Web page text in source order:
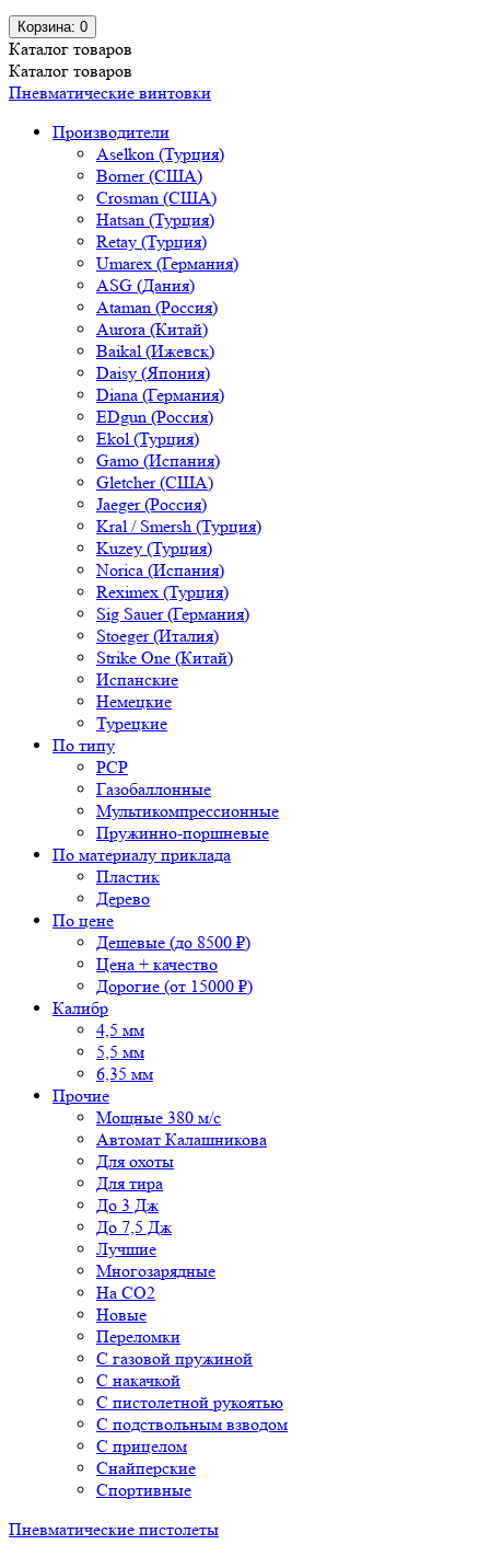
Корзина: 0
Каталог товаров
Каталог товаров
Пневматические винтовки
Производители
Aselkon (Турция)
Borner (США)
Crosman (США)
Hatsan (Турция)
Retay (Турция)
Umarex (Германия)
ASG (Дания)
Ataman (Россия)
Aurora (Китай)
Baikal (Ижевск)
Daisy (Япония)
Diana (Германия)
EDgun (Россия)
Ekol (Турция)
Gamo (Испания)
Gletcher (США)
Jaeger (Россия)
Kral / Smersh (Турция)
Kuzey (Турция)
Norica (Испания)
Reximex (Турция)
Sig Sauer (Германия)
Stoeger (Италия)
Strike One (Китай)
Испанские
Немецкие
Турецкие
По типу
PCP
Газобаллонные
Мультикомпрессионные
Пружинно-поршневые
По материалу приклада
Пластик
Дерево
По цене
Дешевые (до 8500 ₽)
Цена + качество
Дорогие (от 15000 ₽)
Калибр
4,5 мм
5,5 мм
6,35 мм
Прочие
Мощные 380 м/с
Автомат Калашникова
Для охоты
Для тира
До 3 Дж
До 7,5 Дж
Лучшие
Многозарядные
На CO2
Новые
Переломки
С газовой пружиной
С накачкой
С пистолетной рукоятью
С подствольным взводом
С прицелом
Снайперские
Спортивные
Пневматические пистолеты